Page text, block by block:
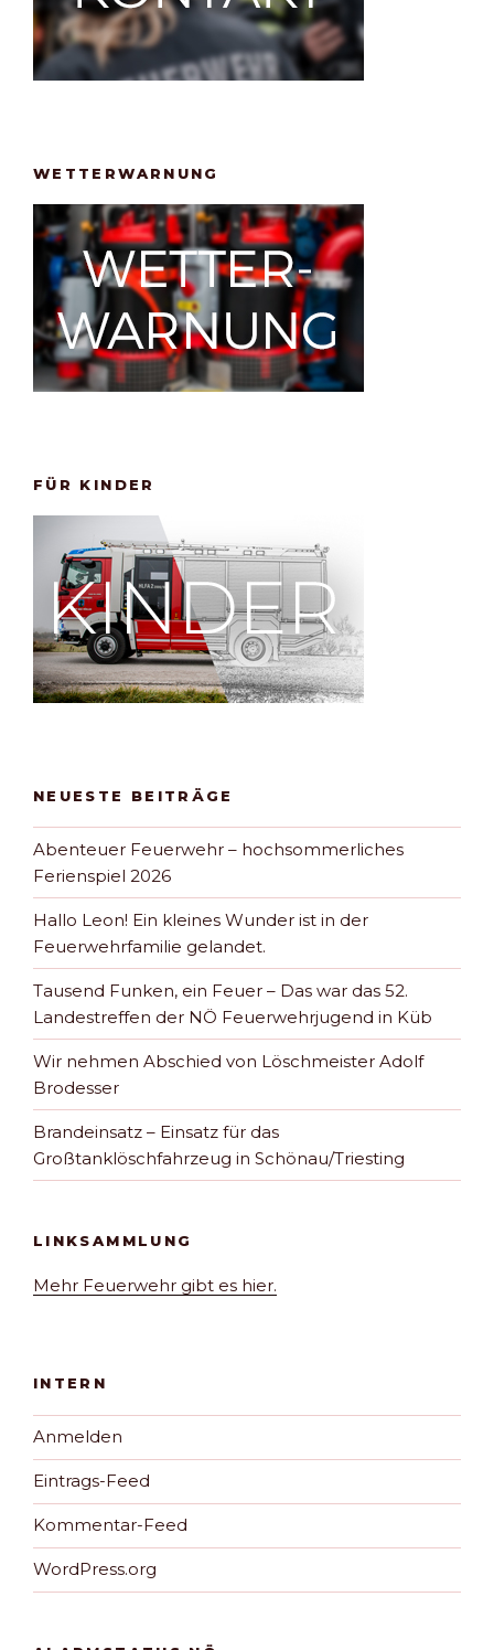
WETTERWARNUNG
FÜR KINDER
NEUESTE BEITRÄGE
Abenteuer Feuerwehr – hochsommerliches
Ferienspiel 2026
Hallo Leon! Ein kleines Wunder ist in der
Feuerwehrfamilie gelandet.
Tausend Funken, ein Feuer – Das war das 52.
Landestreffen der NÖ Feuerwehrjugend in Küb
Wir nehmen Abschied von Löschmeister Adolf
Brodesser
Brandeinsatz – Einsatz für das
Großtanklöschfahrzeug in Schönau/Triesting
LINKSAMMLUNG
Mehr Feuerwehr gibt es hier.
INTERN
Anmelden
Eintrags-Feed
Kommentar-Feed
WordPress.org